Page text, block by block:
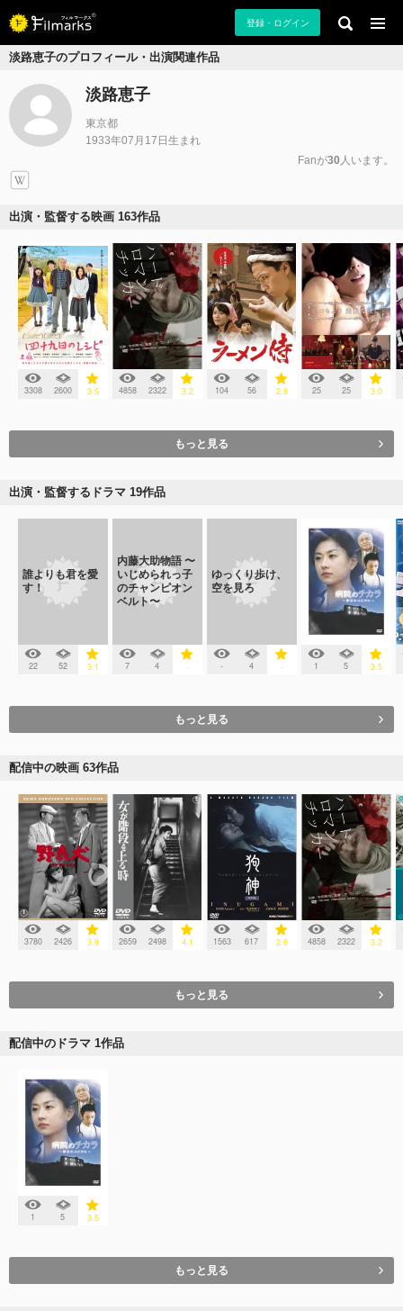
登録・ログイン
淡路恵子のプロフィール・出演関連作品
淡路恵子
東京都
1933年07月17日生まれ
Fanが30 人います。
出演・監督する映画 163作品
3308 2600 3.5 4858 2322 3.2 104 56 2.8 25 25 3.0
もっと見る
出演・監督するドラマ 19作品
誰よりも君を愛
す！
22 52 3.1
内藤大助物語 〜
いじめられっ子
のチャンピオン
ベルト〜
7 4 -
ゆっくり歩け、
空を見ろ
- 4 - 1 5 3.5
もっと見る
配信中の映画 63作品
3780 2426 3.8 2659 2498 4.1 1563 617 2.8 4858 2322 3.2
もっと見る
配信中のドラマ 1作品
1 5 3.5
もっと見る